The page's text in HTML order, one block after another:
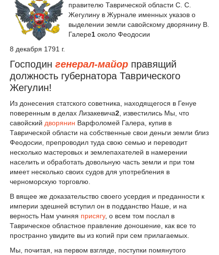
правителю Таврической области С. С.
Жегулину в Журнале именных указов о
выделении земли савойскому дворянину В.
Галере1 около Феодосии
8 декабря 1791 г.
Господин генерал-майор правящий
должность губернатора Таврического
Жегулин!
Из донесения статского советника, находящегося в Генуе
поверенным в делах Лизакевича2 , известились Мы, что
савойский дворянин Варфоломей Галера, купив в
Таврической области на собственные свои деньги земли близ
Феодосии, препроводил туда свою семью и переводит
несколько мастеровых и землепахателей в намерении
населить и обработать довольную часть земли и при том
имеет несколько своих судов для употребления в
черноморскую торговлю.
В вящее же доказательство своего усердия и преданности к
империи здешней вступил он в подданство Наше, и на
верность Нам учиняя присягу, о всем том послал в
Таврическое областное правление доношение, как все то
пространно увидите вы из копий при сем прилагаемых.
Мы, почитая, на первом взгляде, поступки помянутого